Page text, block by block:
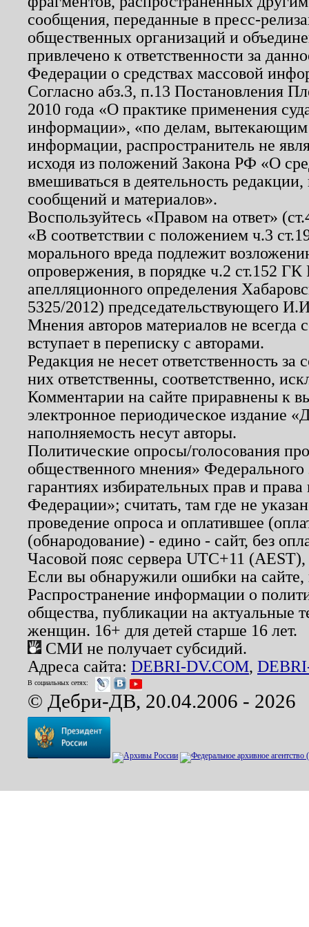
сообщения, переданные в пресс-
общественных организаций и
привлечено к ответственности за
Федерации о средствах массовой
Согласно абз.3, п.13 Постановления
2010 года «О практике применения
информации», «по делам, вытекающим
информации, распространитель не
исходя из положений Закона РФ «О
вмешиваться в деятельность
сообщений и материалов».
Воспользуйтесь «Правом на ответ»
«В соответствии с положением ч.3
морального вреда подлежит
опровержения, в порядке ч.2 ст.152
апелляционного определения
5325/2012) председательствующего
Мнения авторов материалов не
вступает в переписку с авторами.
Редакция не несет ответственность
них ответственны, соответственно,
Комментарии на сайте приравнены к
электронное периодическое издание
наполняемость несут авторы.
Политические опросы/голосования
общественного мнения»
гарантиях избирательных прав и
Федерации»; считать, там где не
проведение опроса и оплатившее
(обнародование) - едино - сайт, без
Часовой пояс сервера UTC+11
Если вы обнаружили ошибки на
Распространение информации о
общества, публикации на актуальные
женщин. 16+ для детей старше 16 лет.
СМИ не получает субсидий.
Адреса сайта: DEBRI-DV.COM,
В социальных сетях:
© Дебри-ДВ, 20.04.2006 - 2026